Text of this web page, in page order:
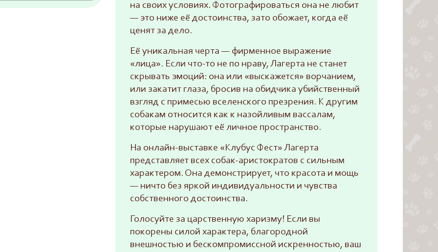
на своих условиях. Фотографироваться она не любит
— это ниже её достоинства, зато обожает, когда её
ценят за дело.
Её уникальная черта — фирменное выражение
«лица». Если что-то не по нраву, Лагерта не станет
скрывать эмоций: она или «выскажется» ворчанием,
или закатит глаза, бросив на обидчика убийственный
взгляд с примесью вселенского презрения. К другим
собакам относится как к назойливым вассалам,
которые нарушают её личное пространство.
На онлайн-выставке «Клубус Фест» Лагерта
представляет всех собак-аристократов с сильным
характером. Она демонстрирует, что красота и мощь
— ничто без яркой индивидуальности и чувства
собственного достоинства.
Голосуйте за царственную харизму! Если вы
покорены силой характера, благородной
внешностью и бескомпромиссной искренностью, ваш